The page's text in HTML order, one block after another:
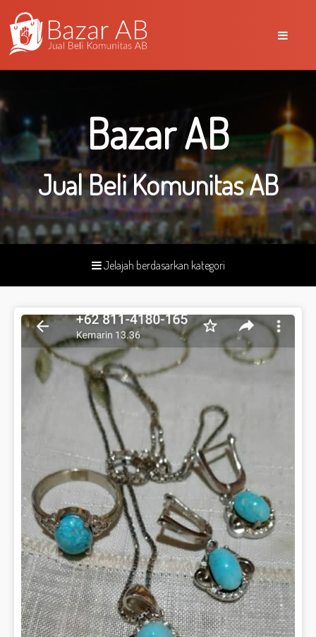
Bazar AB
Jual Beli Komunitas AB
Jelajah berdasarkan kategori